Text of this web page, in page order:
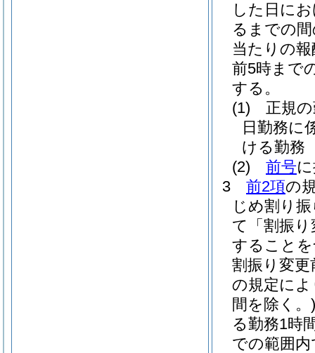
した日に
るまでの
当たりの
前5時まで
する。
(1)
正規
日勤務に
ける勤務
(2)
前号
3
前2項の
じめ割り
て「割振
すること
割振り変
の規定に
間を除く。)
る勤務1時
での範囲